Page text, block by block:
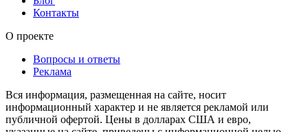
Контакты
О проекте
Вопросы и ответы
Реклама
Вся информация, размещенная на сайте, носит
информационный характер и не является рекламой или
публичной офертой. Цены в долларах США и евро,